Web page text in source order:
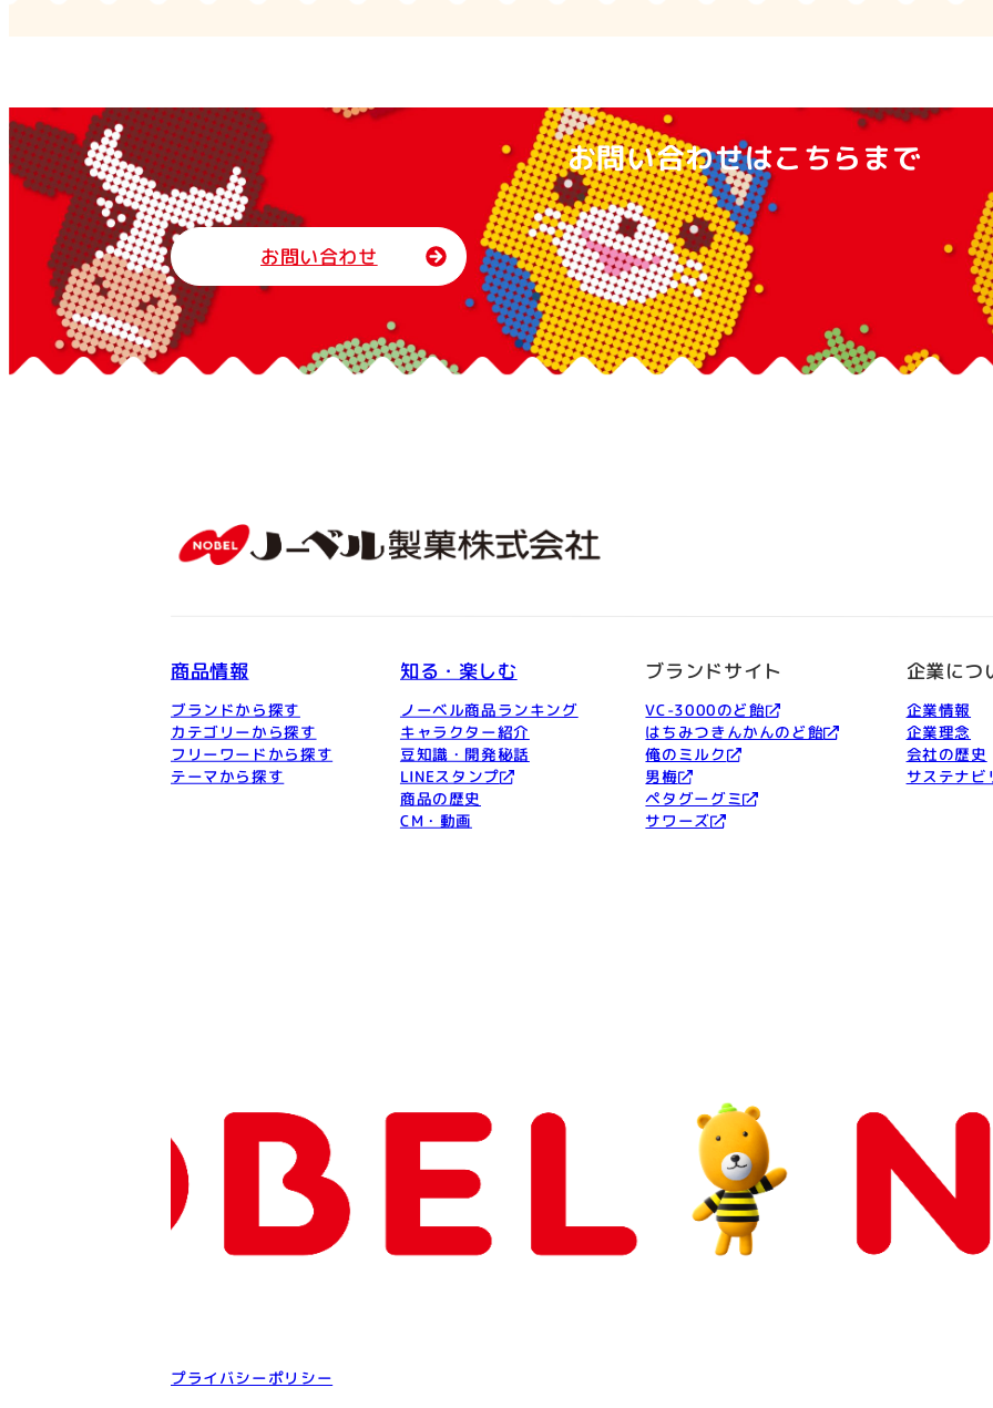
お問い合わせはこちらまで
お問い合わせ
商品情報
ブランドから探す
カテゴリーから探す
フリーワードから探す
テーマから探す
知る・楽しむ
ノーベル商品ランキング
キャラクター紹介
豆知識・開発秘話
LINEスタンプ
商品の歴史
CM・動画
ブランドサイト
VC-3000のど飴
はちみつきんかんのど飴
俺のミルク
男梅
ペタグーグミ
サワーズ
企業につ
企業情報
企業理念
会社の歴史
サステナビ
プライバシーポリシー